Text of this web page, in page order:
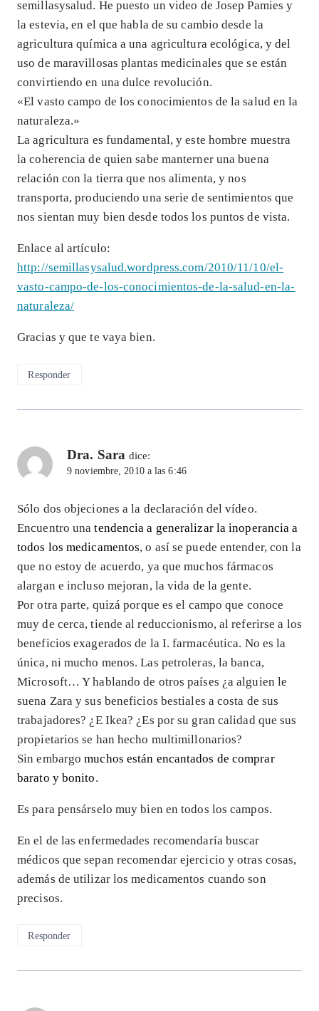
semillasysalud. He puesto un video de Josep Pamies y
la estevia, en el que habla de su cambio desde la
agricultura química a una agricultura ecológica, y del
uso de maravillosas plantas medicinales que se están
convirtiendo en una dulce revolución.
«El vasto campo de los conocimientos de la salud en la
naturaleza.»
La agricultura es fundamental, y este hombre muestra
la coherencia de quien sabe manterner una buena
relación con la tierra que nos alimenta, y nos
transporta, produciendo una serie de sentimientos que
nos sientan muy bien desde todos los puntos de vista.
Enlace al artículo:
http://semillasysalud.wordpress.com/2010/11/10/el-
vasto-campo-de-los-conocimientos-de-la-salud-en-la-
naturaleza/
Gracias y que te vaya bien.
Responder
Dra. Sara dice:
9 noviembre, 2010 a las 6:46
Sólo dos objeciones a la declaración del vídeo.
Encuentro unatendencia a generalizar la inoperancia a
todos los medicamentos, o así se puede entender, con la
que no estoy de acuerdo, ya que muchos fármacos
alargan e incluso mejoran, la vida de la gente.
Por otra parte, quizá porque es el campo que conoce
muy de cerca, tiende al reduccionismo, al referirse a los
beneficios exagerados de la I. farmacéutica. No es la
única, ni mucho menos. Las petroleras, la banca,
Microsoft… Y hablando de otros países ¿a alguien le
suena Zara y sus beneficios bestiales a costa de sus
trabajadores? ¿E Ikea? ¿Es por su gran calidad que sus
propietarios se han hecho multimillonarios?
Sin embargomuchos están encantados de comprar
barato y bonito.
Es para pensárselo muy bien en todos los campos.
En el de las enfermedades recomendaría buscar
médicos que sepan recomendar ejercicio y otras cosas,
además de utilizar los medicamentos cuando son
precisos.
Responder